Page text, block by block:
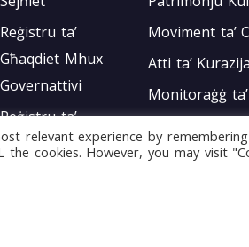
Reġistru ta’
Għaqdiet Mhux
Governattivi
Reġistru ta’
Għaqdiet Mhux
Moviment ta’
Atti ta’
Monitoraġġ
Żvilupp ta’
relevant experience by
the cookies. However, you may visit